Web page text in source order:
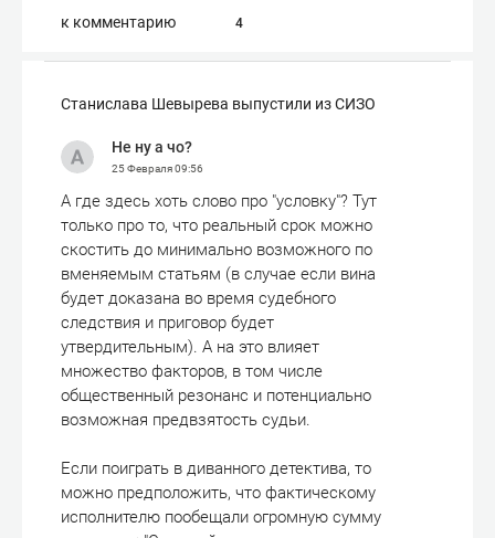
к комментарию 4
Станислава Шевырева выпустили из СИЗО
Не ну а чо?
25 Февраля09:56
А где здесь хоть слово про "условку"? Тут
только про то, что реальный срок можно
скостить до минимально возможного по
вменяемым статьям (в случае если вина
будет доказана во время судебного
следствия и приговор будет
утвердительным). А на это влияет
множество факторов, в том числе
общественный резонанс и потенциально
возможная предвзятость судьи.
Если поиграть в диванного детектива, то
можно предположить, что фактическому
исполнителю пообещали огромную сумму